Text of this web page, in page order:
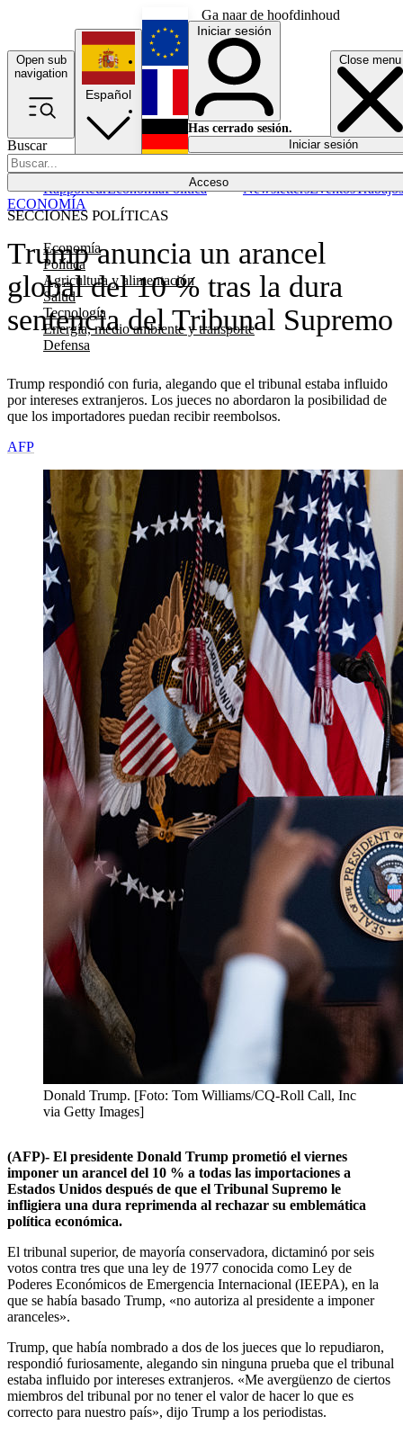
Ga naar de hoofdinhoud
Open sub
navigation
Close menu
Buscar
Acceso
SECCIONES POLÍTICAS
Economía
Política
Agricultura y alimentación
Salud
Tecnología
Energía, medio ambiente y transporte
Defensa
RapporteurEconomíaPolítica NewslettersEventosTrabajos
Español
English
Français
Iniciar sesión
Has cerrado sesión.
Iniciar sesión
Trump anuncia un arancel
global del 10 % tras la dura
sentencia del Tribunal Supremo
Trump respondió con furia, alegando que el tribunal estaba influido
por intereses extranjeros. Los jueces no abordaron la posibilidad de
que los importadores puedan recibir reembolsos.
ECONOMÍA
AFP
Donald Trump. [Foto: Tom Williams/CQ-Roll Call, Inc
via Getty Images]
(AFP)- El presidente Donald Trump prometió el viernes
imponer un arancel del 10 % a todas las importaciones a
Estados Unidos después de que el Tribunal Supremo le
infligiera una dura reprimenda al rechazar su emblemática
política económica.
El tribunal superior, de mayoría conservadora, dictaminó por seis
votos contra tres que una ley de 1977 conocida como Ley de
Poderes Económicos de Emergencia Internacional (IEEPA), en la
que se había basado Trump, «no autoriza al presidente a imponer
aranceles».
Trump, que había nombrado a dos de los jueces que lo repudiaron,
respondió furiosamente, alegando sin ninguna prueba que el tribunal
estaba influido por intereses extranjeros. «Me avergüenzo de ciertos
miembros del tribunal por no tener el valor de hacer lo que es
correcto para nuestro país», dijo Trump a los periodistas.